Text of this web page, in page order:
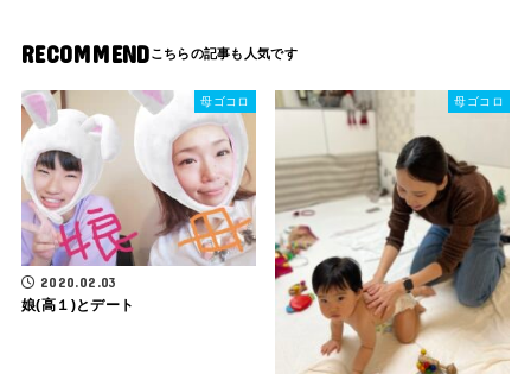
RECOMMEND
母ゴコロ
2020.02.03
娘(高１)とデート
母ゴコロ